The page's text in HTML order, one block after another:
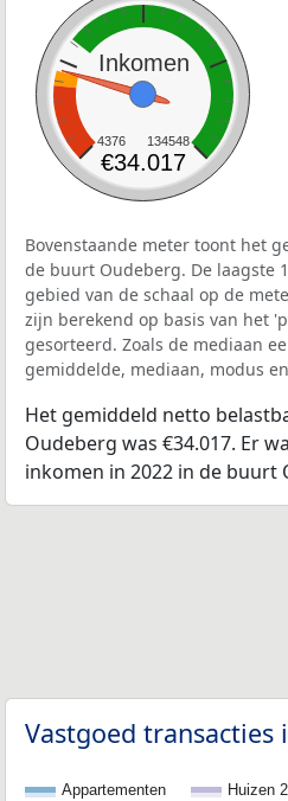
Inkomen
4376 134548
€34.017
Bovenstaande meter toont het
de buurt Oudeberg. De laagste
gebied van de schaal op de
zijn berekend op basis van het
gesorteerd. Zoals de mediaan
gemiddelde, mediaan, modus
Het gemiddeld netto
Oudeberg was €34.017. Er
inkomen in 2022 in de buurt
Vastgoed transacties
Appartementen Huizen